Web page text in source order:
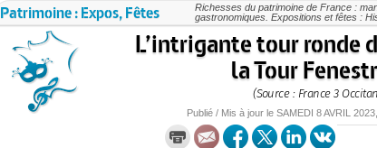
Patrimoine : Expos, Fêtes
Richesses du patrimoine de France :
gastronomiques. Expositions et fêtes :
L’intrigante tour ronde
la Tour
(Source : France 3
Publié / Mis à jour le SAMEDI 8 AVRIL 2023